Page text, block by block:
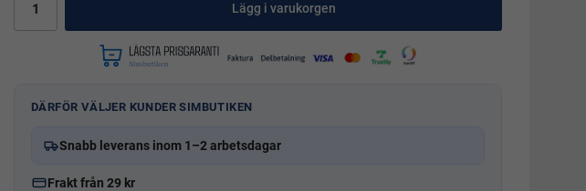
Lägg i varukorgen
DÄRFÖR VÄLJER KUNDER SIMBUTIKEN
Snabb leverans inom 1–2 arbetsdagar
Frakt från 29 kr